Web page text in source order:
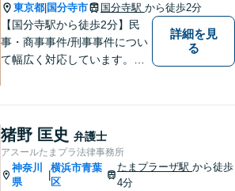
東京都 国分寺市 国分寺駅 から徒歩2分
【国分寺駅から徒歩2分】民
事・商事事件/刑事事件につい
て幅広く対応しています。ま
詳細を見
る
猪野 匡史 弁護士
アスールたまプラ法律事務所
神奈川
県
|
横浜市青葉
区
たまプラーザ駅から徒歩
4分